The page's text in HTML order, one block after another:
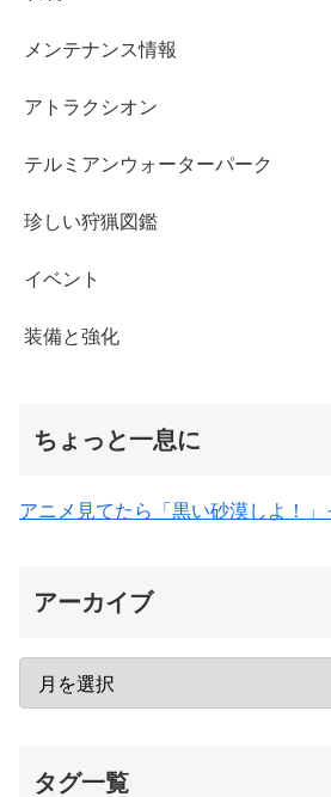
メンテナンス情報
アトラクシオン
テルミアンウォーターパーク
珍しい狩猟図鑑
イベント
装備と強化
ちょっと一息に
アニメ見てたら「黒い砂漠しよ！」
アーカイブ
タグ一覧